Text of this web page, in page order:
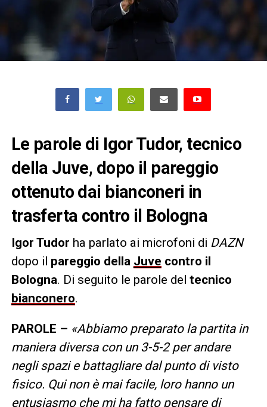
Le parole di Igor Tudor, tecnico
della Juve, dopo il pareggio
ottenuto dai bianconeri in
trasferta contro il Bologna
Igor Tudor ha parlato ai microfoni di DAZN
dopo il pareggio della Juve contro il
Bologna. Di seguito le parole del tecnico
bianconero.
PAROLE – «Abbiamo preparato la partita in
maniera diversa con un 3-5-2 per andare
negli spazi e battagliare dal punto di visto
fisico. Qui non è mai facile, loro hanno un
entusiasmo che mi ha fatto pensare di